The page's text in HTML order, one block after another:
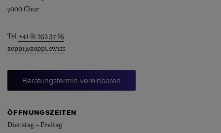
7000 Chur
Tel +41 81 252 37 65
zoppi@zoppi.swiss
Beratungstermin vereinbaren
ÖFFNUNGSZEITEN
Dienstag – Freitag